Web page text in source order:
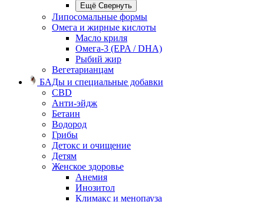
Ещё Свернуть
Липосомальные формы
Омега и жирные кислоты
Масло криля
Омега-3 (EPA / DHA)
Рыбий жир
Вегетарианцам
БАДы и специальные добавки
CBD
Анти-эйдж
Бетаин
Водород
Грибы
Детокс и очищение
Детям
Женское здоровье
Анемия
Инозитол
Климакс и менопауза